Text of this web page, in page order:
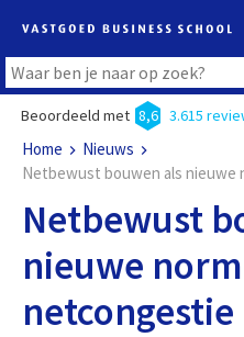
Beoordeeld met 8,6 3.615
Home
Nieuws
Netbewust bouwen als nieuwe
Netbewust
nieuwe
netcongestie